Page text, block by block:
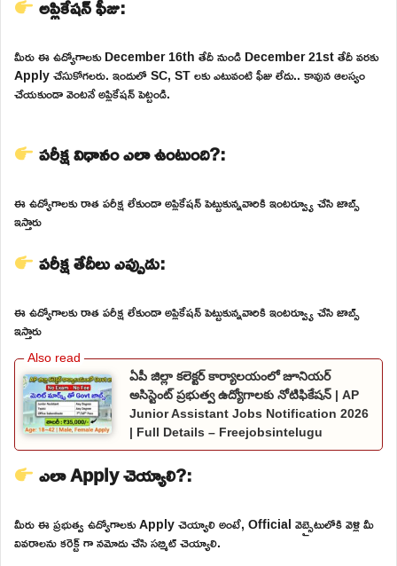
అప్లికేషన్ ఫీజు:
మీరు ఈ ఉద్యోగాలకు December 16th తేదీ నుండి December 21st తేదీ వరకు
Apply చేసుకోగలరు. ఇందులో SC, ST లకు ఎటువంటి ఫీజు లేదు.. కావున ఆలస్యం
చేయకుండా వెంటనే అప్లికేషన్ పెట్టండి.
పరీక్ష విధానం ఎలా ఉంటుంది?:
ఈ ఉద్యోగాలకు రాత పరీక్ష లేకుండా అప్లికేషన్ పెట్టుకున్నవారికి ఇంటర్వ్యూ చేసి జాబ్స్
ఇస్తారు
పరీక్ష తేదీలు ఎప్పుడు:
ఈ ఉద్యోగాలకు రాత పరీక్ష లేకుండా అప్లికేషన్ పెట్టుకున్నవారికి ఇంటర్వ్యూ చేసి జాబ్స్
ఇస్తారు
ఏపీ జిల్లా కలెక్టర్ కార్యాలయంలో జూనియర్
అసిస్టెంట్ ప్రభుత్వ ఉద్యోగాలకు నోటిఫికేషన్ | AP
Junior Assistant Jobs Notification 2026
| Full Details – Freejobsintelugu
ఎలా Apply చెయ్యాలి?:
మీరు ఈ ప్రభుత్వ ఉద్యోగాలకు Apply చెయ్యాలి అంటే, Official వెబ్సైటులోకి వెళ్లి మీ
వివరాలను కరెక్ట్ గా నమోదు చేసి సబ్మిట్ చెయ్యాలి.